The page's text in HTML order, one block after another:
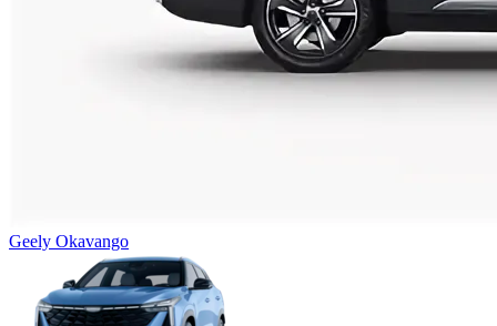
Geely Okavango